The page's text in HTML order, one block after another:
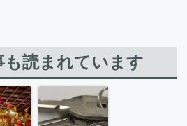
読まれています